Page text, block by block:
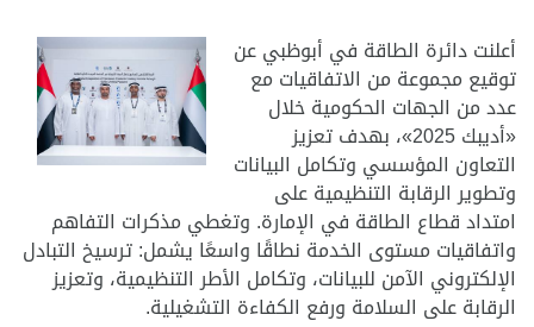
أعلنت دائرة الطاقة في أبوظبي عن
توقيع مجموعة من الاتفاقيات مع
عدد من الجهات الحكومية خلال
«أديبك 2025»، بهدف تعزيز
التعاون المؤسسي وتكامل البيانات
وتطوير الرقابة التنظيمية على
امتداد قطاع الطاقة في الإمارة. وتغطي مذكرات التفاهم
واتفاقيات مستوى الخدمة نطاقًا واسعًا يشمل: ترسيخ التبادل
الإلكتروني الآمن للبيانات، وتكامل الأطر التنظيمية، وتعزيز
الرقابة على السلامة ورفع الكفاءة التشغيلية.